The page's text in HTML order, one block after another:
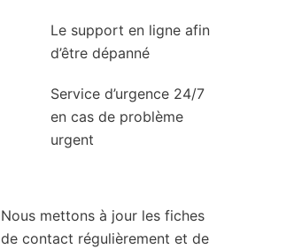
Le support en ligne afin
d’être dépanné
Service d’urgence 24/7
en cas de problème
urgent
Nous mettons à jour les fiches
de contact régulièrement et de